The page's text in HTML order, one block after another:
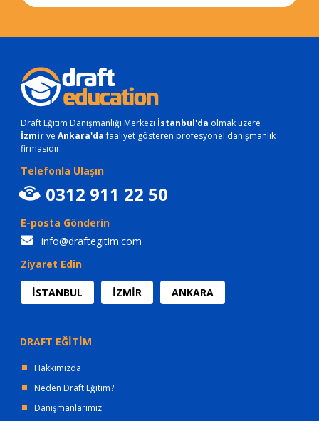
Draft Eğitim Danışmanlığı Merkezi İstanbul'da olmak üzere
İzmirve Ankara'dafaaliyet gösteren profesyonel danışmanlık
firmasıdır.
Telefonla Ulaşın
0312 911 22 50
E-posta Gönderin
info@draftegitim.com
Ziyaret Edin
İSTANBUL İZMİR ANKARA
DRAFT EĞİTİM
Hakkımızda
Neden Draft Eğitim?
Danışmanlarımız